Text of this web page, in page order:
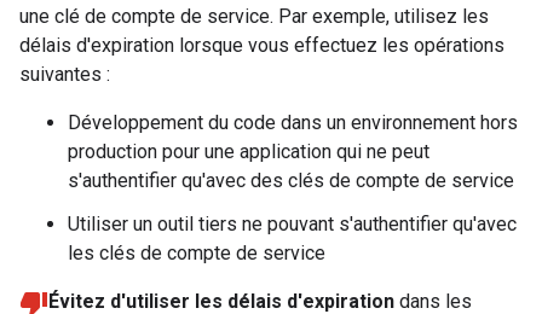
une clé de compte de service. Par exemple, utilisez les
délais d'expiration lorsque vous effectuez les opérations
suivantes :
Développement du code dans un environnement hors
production pour une application qui ne peut
s'authentifier qu'avec des clés de compte de service
Utiliser un outil tiers ne pouvant s'authentifier qu'avec
les clés de compte de service
Évitez d'utiliser les délais d'expiration dans les